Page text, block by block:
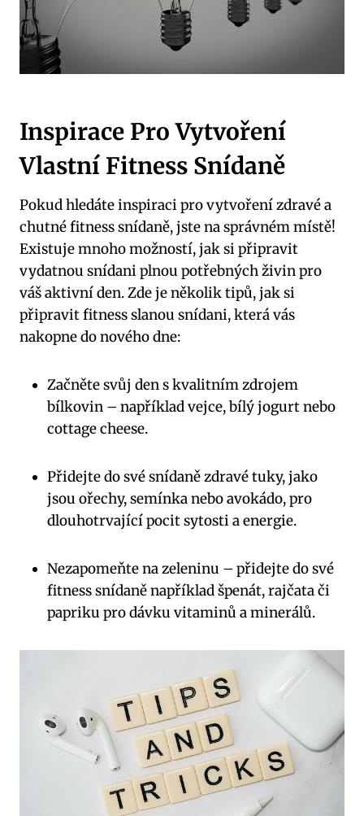
Inspirace Pro Vytvoření
Vlastní Fitness Snídaně
Pokud hledáte inspiraci pro vytvoření zdravé a
chutné fitness snídaně, jste na správném místě!
Existuje mnoho možností, jak si připravit
vydatnou snídani plnou potřebných živin pro
váš aktivní den. Zde je několik tipů, jak si
připravit fitness slanou snídani, která vás
nakopne do nového dne:
Začněte svůj den s kvalitním zdrojem
bílkovin – například vejce, bílý jogurt nebo
cottage cheese.
Přidejte do své snídaně zdravé tuky, jako
jsou ořechy, semínka nebo avokádo, pro
dlouhotrvající pocit sytosti a energie.
Nezapomeňte na zeleninu – přidejte do své
fitness snídaně například špenát, rajčata či
papriku pro dávku vitaminů a minerálů.